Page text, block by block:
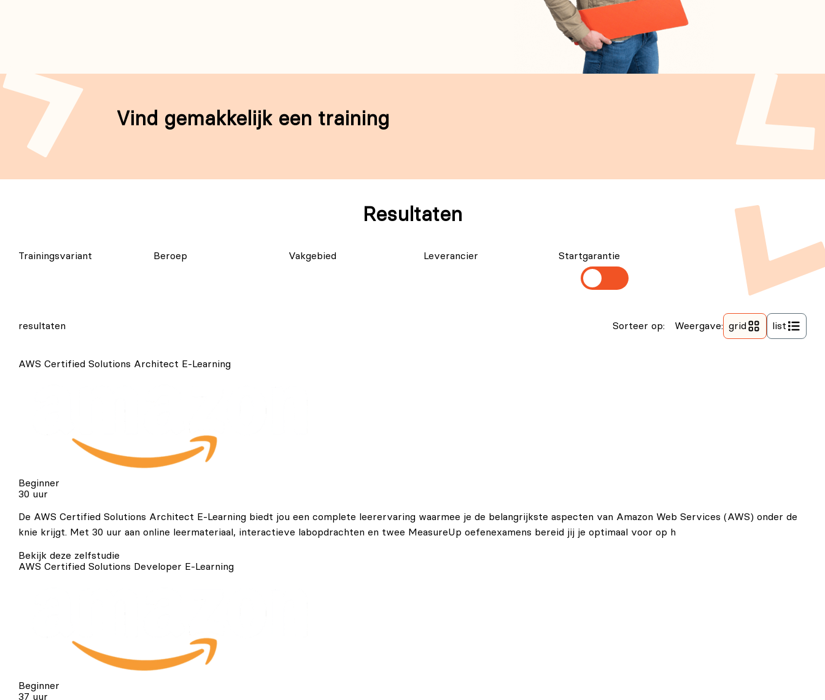
Vind gemakkelijk een training
Resultaten
Trainingsvariant Beroep Vakgebied Leverancier Startgarantie
resultaten Sorteer op: Weergave: grid list
AWS Certified Solutions Architect E-Learning
Beginner
30 uur
De AWS Certified Solutions Architect E-Learning biedt jou een complete leerervaring waarmee je de belangrijkste aspecten van Amazon Web Services (AWS) onder de
knie krijgt. Met 30 uur aan online leermateriaal, interactieve labopdrachten en twee MeasureUp oefenexamens bereid jij je optimaal voor op h
Bekijk deze zelfstudie
AWS Certified Solutions Developer E-Learning
Beginner
37 uur